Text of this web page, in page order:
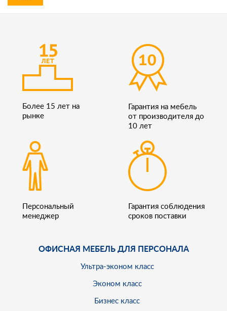
Более 15 лет на
рынке
Гарантия на мебель
от производителя до
10 лет
Персональный
менеджер
Гарантия соблюдения
сроков поставки
ОФИСНАЯ МЕБЕЛЬ ДЛЯ ПЕРСОНАЛА
Ультра-эконом класс
Эконом класс
Бизнес класс